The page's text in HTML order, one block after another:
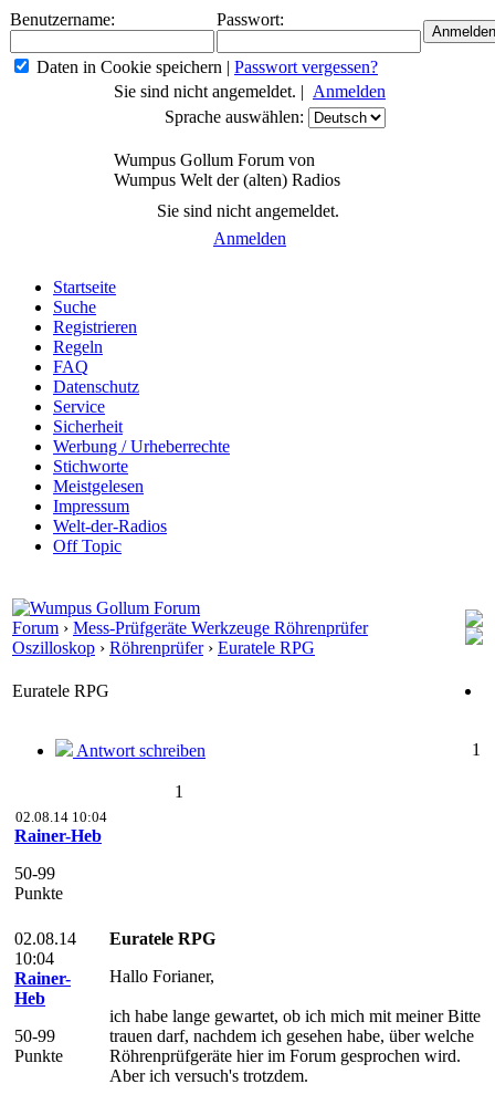
Benutzername: Passwort:
Daten in Cookie speichern | Passwort vergessen?
Sie sind nicht angemeldet. | Anmelden
Sprache auswählen:
Wumpus Gollum Forum von
Wumpus Welt der (alten) Radios
Sie sind nicht angemeldet.
Anmelden
Startseite
Suche
Registrieren
Regeln
FAQ
Datenschutz
Service
Sicherheit
Werbung / Urheberrechte
Stichworte
Meistgelesen
Impressum
Welt-der-Radios
Off Topic
Forum › Mess-Prüfgeräte Werkzeuge Röhrenprüfer
Oszilloskop › Röhrenprüfer› Euratele RPG
Euratele RPG
Antwort schreiben 1
1
02.08.14 10:04
Rainer-Heb
50-99
Punkte
02.08.14
10:04
Rainer-
Heb
50-99
Punkte
Euratele RPG
Hallo Forianer,
ich habe lange gewartet, ob ich mich mit meiner Bitte
trauen darf, nachdem ich gesehen habe, über welche
Röhrenprüfgeräte hier im Forum gesprochen wird.
Aber ich versuch's trotzdem.